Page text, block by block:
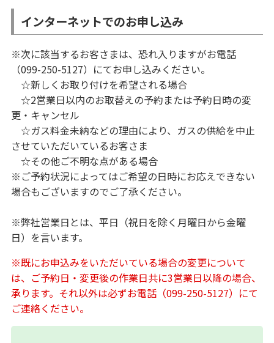
インターネットでのお申し込み
※次に該当するお客さまは、恐れ入りますがお電話
（099-250-5127）にてお申し込みください。
☆新しくお取り付けを希望される場合
☆2営業日以内のお取替えの予約または予約日時の変
更・キャンセル
☆ガス料金未納などの理由により、ガスの供給を中止
させていただいているお客さま
☆その他ご不明な点がある場合
※ご予約状況によってはご希望の日時にお応えできない
場合もございますのでご了承ください。
※弊社営業日とは、平日（祝日を除く月曜日から金曜
日）を言います。
※既にお申込みをいただいている場合の変更について
は、ご予約日・変更後の作業日共に3営業日以降の場合、
承ります。それ以外は必ずお電話（099-250-5127）にて
ご連絡ください。